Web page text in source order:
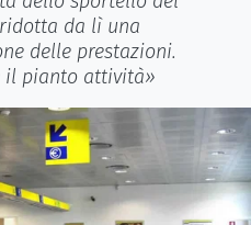
da lì una
delle prestazioni.
il pianto attività»